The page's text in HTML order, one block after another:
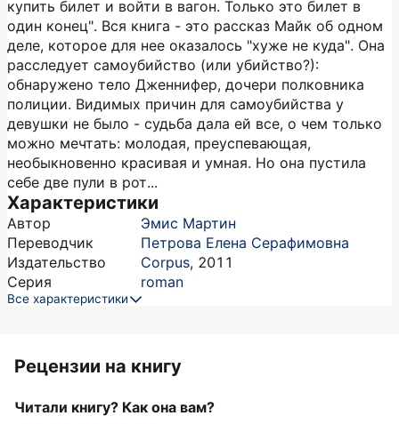
купить билет и войти в вагон. Только это билет в
один конец". Вся книга - это рассказ Майк об одном
деле, которое для нее оказалось "хуже не куда". Она
расследует самоубийство (или убийство?):
обнаружено тело Дженнифер, дочери полковника
полиции. Видимых причин для самоубийства у
девушки не было - судьба дала ей все, о чем только
можно мечтать: молодая, преуспевающая,
необыкновенно красивая и умная. Но она пустила
себе две пули в рот...
Характеристики
Автор
Эмис Мартин
Переводчик
Петрова Елена Серафимовна
Издательство
Corpus, 2011
Серия
roman
Все характеристики
Рецензии на книгу
Читали книгу? Как она вам?